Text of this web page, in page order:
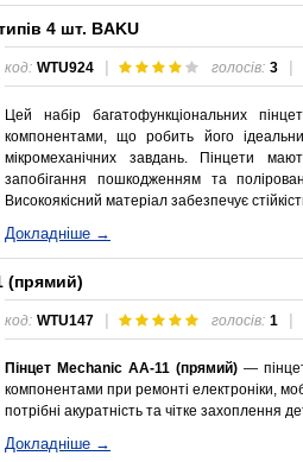
4 шт. BAKU
код: WTU924 голосів: 3
Цей набір багатофункціональних
компонентами, що робить його
мікромеханічних завдань. Пінцети
запобігання пошкодженням та
Високоякісний матеріал забезпечує
Докладніше →
(прямий)
код: WTU147 голосів: 1
Пінцет Mechanic AA-11 (прямий) —
компонентами при ремонті електроніки,
потрібні акуратність та чітке захоплення
Докладніше →